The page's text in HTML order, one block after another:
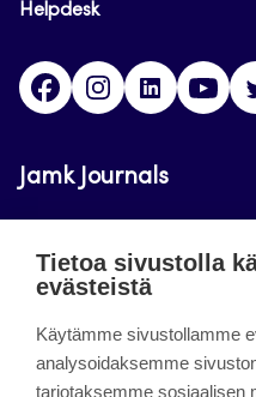
Helpdesk
FacebookInstagram
LinkedIn
Jamk Journals
luettavissa. Verkkolehtien
innovaatiotoimintaa.
Tietoa sivustolla
evästeistä
Käytämme sivustollamme
analysoidaksemme
tarjotaksemme sosiaalisen